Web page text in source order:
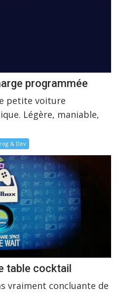
programmée
petite voiture
Légère, maniable,
& Dev
table cocktail
vraiment concluante de